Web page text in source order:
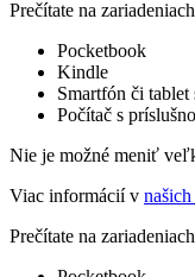
Prečítate na
Pocketbook
Kindle
Smartfón či
Počítač s
Nie je možné meniť
Viac informácií v
Prečítate na